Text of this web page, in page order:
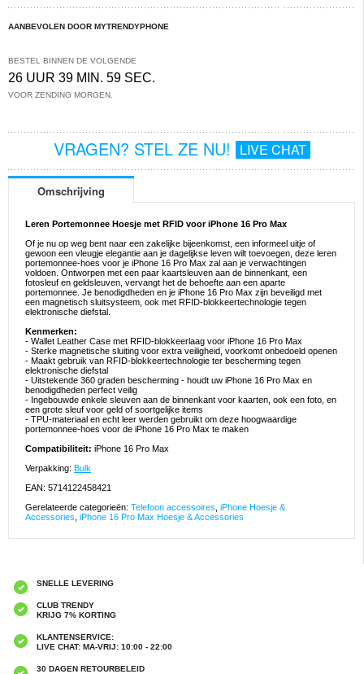
AANBEVOLEN DOOR MYTRENDYPHONE
BESTEL BINNEN DE VOLGENDE
26 UUR 39 MIN. 59 SEC.
VOOR ZENDING MORGEN.
VRAGEN? STEL ZE NU! LIVE CHAT
Omschrijving
Leren Portemonnee Hoesje met RFID voor iPhone 16 Pro Max
Of je nu op weg bent naar een zakelijke bijeenkomst, een informeel uitje of
gewoon een vleugje elegantie aan je dagelijkse leven wilt toevoegen, deze leren
portemonnee-hoes voor je iPhone 16 Pro Max zal aan je verwachtingen
voldoen. Ontworpen met een paar kaartsleuven aan de binnenkant, een
fotosleuf en geldsleuven, vervangt het de behoefte aan een aparte
portemonnee. Je benodigdheden en je iPhone 16 Pro Max zijn beveiligd met
een magnetisch sluitsysteem, ook met RFID-blokkeertechnologie tegen
elektronische diefstal.
Kenmerken:
- Wallet Leather Case met RFID-blokkeerlaag voor iPhone 16 Pro Max
- Sterke magnetische sluiting voor extra veiligheid, voorkomt onbedoeld openen
- Maakt gebruik van RFID-blokkeertechnologie ter bescherming tegen
elektronische diefstal
- Uitstekende 360 graden bescherming - houdt uw iPhone 16 Pro Max en
benodigdheden perfect veilig
- Ingebouwde enkele sleuven aan de binnenkant voor kaarten, ook een foto, en
een grote sleuf voor geld of soortgelijke items
- TPU-materiaal en echt leer werden gebruikt om deze hoogwaardige
portemonnee-hoes voor de iPhone 16 Pro Max te maken
Compatibiliteit: iPhone 16 Pro Max
Verpakking: Bulk
EAN: 5714122458421
Gerelateerde categorieën: Telefoon accessoires iPhone Hoesje &
Accessories iPhone 16 Pro Max Hoesje & Accessories
SNELLE LEVERING
CLUB TRENDY
KRIJG 7% KORTING
KLANTENSERVICE:
LIVE CHAT: MA-VRIJ: 10:00 - 22:00
30 DAGEN RETOURBELEID